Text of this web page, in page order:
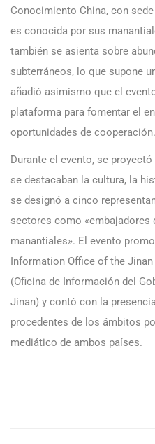
Conocimiento China, con
es conocida por sus
también se asienta sobre
subterráneos, lo que supone
añadió asimismo que el
plataforma para fomentar el
oportunidades de cooperación.
Durante el evento, se
se destacaban la cultura, la
se designó a cinco
sectores como «embajadores
manantiales». El evento
Information Office of the
(Oficina de Información del
Jinan) y contó con la
procedentes de los ámbitos
mediático de ambos países.